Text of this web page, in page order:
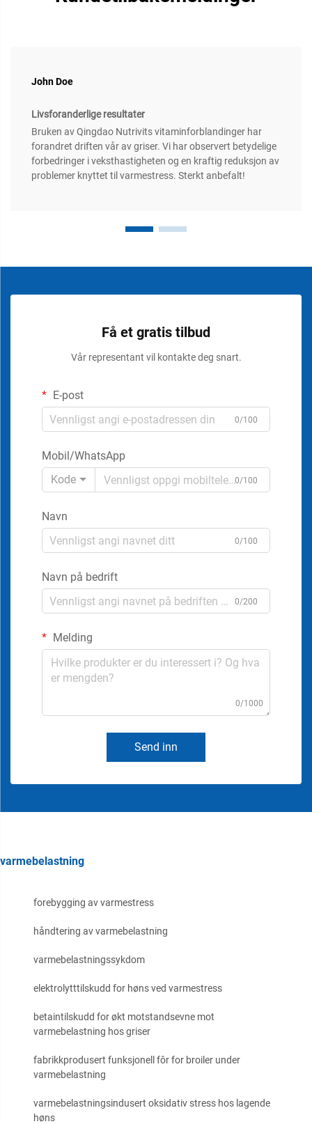
John Doe
Livsforanderlige resultater
Bruken av Qingdao Nutrivits vitaminforblandinger har
forandret driften vår av griser. Vi har observert betydelige
forbedringer i veksthastigheten og en kraftig reduksjon av
problemer knyttet til varmestress. Sterkt anbefalt!
Få et gratis tilbud
Vår representant vil kontakte deg snart.
E-post
0/100
Mobil/WhatsApp
Kode
0/100
Navn
0/100
Navn på bedrift
0/200
Melding
0/1000
Send inn
varmebelastning
forebygging av varmestress
håndtering av varmebelastning
varmebelastningssykdom
elektrolytttilskudd for høns ved varmestress
betaintilskudd for økt motstandsevne mot
varmebelastning hos griser
fabrikkprodusert funksjonell fôr for broiler under
varmebelastning
varmebelastningsindusert oksidativ stress hos lagende
høns